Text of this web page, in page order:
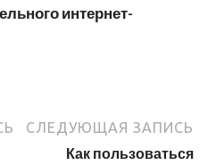
интернет-
СЛЕДУЮЩАЯ ЗАПИСЬ
Как пользоваться